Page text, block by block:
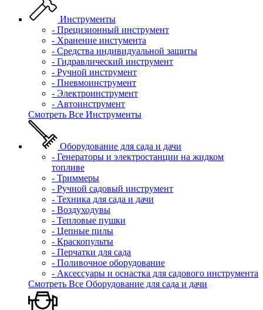
Инструменты
- Прецизионный инструмент
- Хранение инстумента
- Средства индивидуальной защиты
- Гидравлический инструмент
- Ручной инструмент
- Пневмоинструмент
- Электроинструмент
- Автоинструмент
Смотреть Все Инструменты
Оборудование для сада и дачи
- Генераторы и электростанции на жидком
топливе
- Триммеры
- Ручной садовый инструмент
- Техника для сада и дачи
- Воздуходувы
- Тепловые пушки
- Цепные пилы
- Краскопульты
- Перчатки для сада
- Поливочное оборудование
- Аксессуары и оснастка для садового инструмента
Смотреть Все Оборудование для сада и дачи